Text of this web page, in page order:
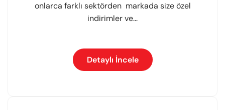
onlarca farklı sektörden markada size özel
indirimler ve...
Detaylı İncele